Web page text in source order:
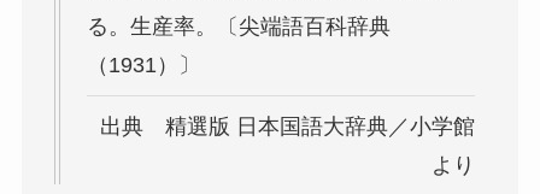
る。生産率。〔尖端語百科辞典
（1931）〕
出典 精選版 日本国語大辞典／小学館
より